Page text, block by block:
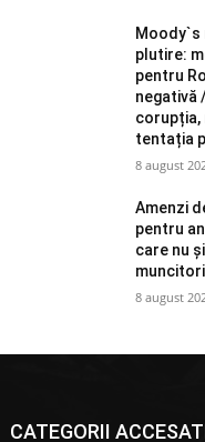
Moody`s
plutire:
pentru
negativă
corupția,
tentația
8 august
Amenzi
pentru
care nu
8 august
CATEGORII